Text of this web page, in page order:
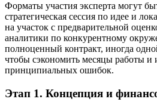
Форматы участия эксперта могут
стратегическая сессия по идее и
на участок с предварительной
аналитики по конкурентному
полноценный контракт, иногда
чтобы сэкономить месяцы работы и
принципиальных ошибок.
Этап 1. Концепция и